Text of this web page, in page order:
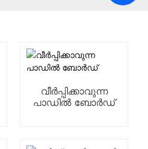
വീർപ്പിക്കാവുന്ന
പാഡിൽ ബോർഡ്